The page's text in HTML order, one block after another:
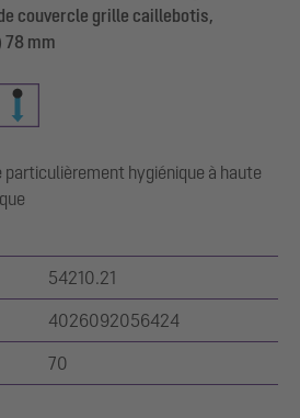
couvercle grille caillebotis,
78 mm
particulièrement hygiénique à haute
54210.21
4026092056424
70